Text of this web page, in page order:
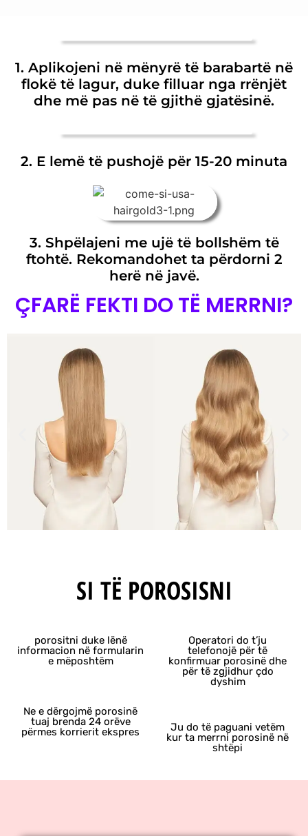
1. Aplikojeni në mënyrë të barabartë në
flokë të lagur, duke filluar nga rrënjët
dhe më pas në të gjithë gjatësinë.
2. E lemë të pushojë për 15-20 minuta
3. Shpëlajeni me ujë të bollshëm të
ftohtë. Rekomandohet ta përdorni 2
herë në javë.
ÇFARË FEKTI DO TË MERRNI?
SI TË POROSISNI
porositni duke lënë
informacion në formularin
e mëposhtëm
Operatori do t’ju
telefonojë për të
konfirmuar porosinë dhe
për të zgjidhur çdo
dyshim
Ne e dërgojmë porosinë
tuaj brenda 24 orëve
përmes korrierit ekspres
Ju do të paguani vetëm
kur ta merrni porosinë në
shtëpi